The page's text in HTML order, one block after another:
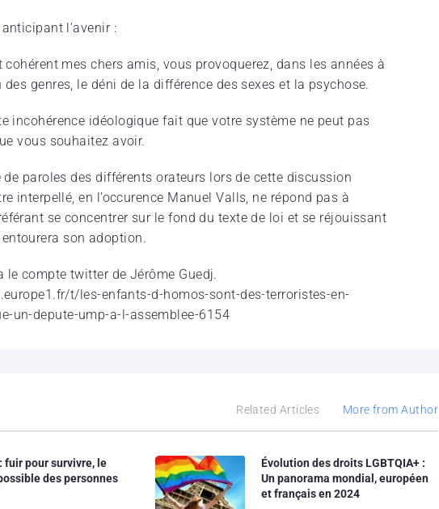
l’avenir :
mes chers amis, vous provoquerez, dans les années à
genres, le déni de la différence des sexes et la psychose.
incohérence idéologique fait que votre système ne peut pas
vous souhaitez avoir.
paroles des différents orateurs lors de cette discussion
interpellé, en l’occurence Manuel Valls, ne répond pas à
se concentrer sur le fond du texte de loi et se réjouissant
son adoption.
le compte twitter de Jérôme Guedj.
t/les-enfants-d-homos-sont-des-terroristes-en-
un-depute-ump-a-l-assemblee-6154
Related Articles More from Author
fuir pour survivre, le
des personnes
Évolution des droits LGBTQIA+ :
Un panorama mondial, européen
et français en 2024